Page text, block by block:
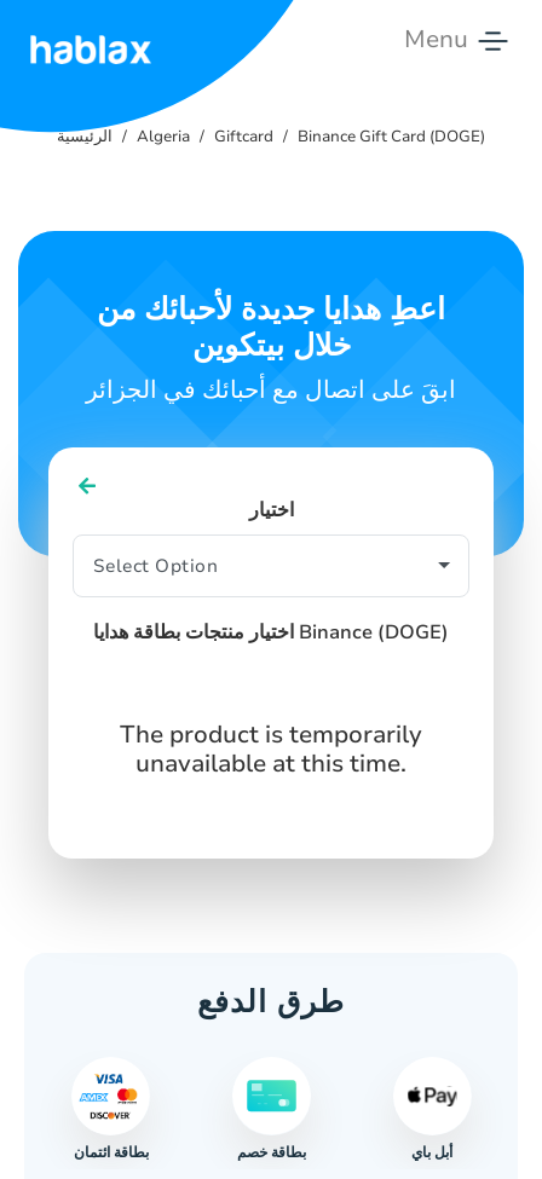
Menu
الأسعار
اتصل
SIGN INSIGN UP
الرئيسية Algeria Giftcard Binance Gift Card (DOGE)
اعطِ هدايا جديدة لأحبائك من
خلال بيتكوين
ابقَ على اتصال مع أحبائك في الجزائر
اختيار
اختيار منتجات بطاقة هدايا Binance (DOGE)
The product is temporarily
unavailable at this time.
طرق الدفع
بطاقة ائتمان بطاقة خصم أبل باي